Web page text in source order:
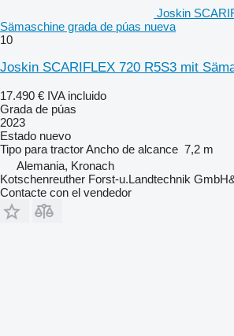
Joskin
Sämaschine grada de púas nueva
10
Joskin SCARIFLEX 720 R5S3 mit
17.490 € IVA incluido
Grada de púas
2023
Estado nuevo
Tipo para tractorAncho de alcance 7,2 m
Alemania, Kronach
Kotschenreuther Forst-u.Landtechnik
Contacte con el vendedor